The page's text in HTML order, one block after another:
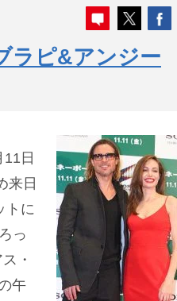
ラピ&アンジー
日
来日
トに
っ
・
午